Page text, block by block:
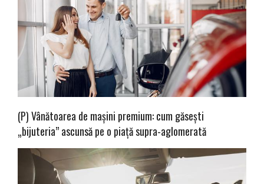
(P) Vânătoarea de mașini premium: cum găsești
„bijuteria” ascunsă pe o piață supra-aglomerată